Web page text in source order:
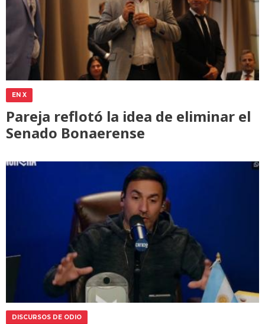
EN X
Pareja reflotó la idea de eliminar el
Senado Bonaerense
DISCURSOS DE ODIO